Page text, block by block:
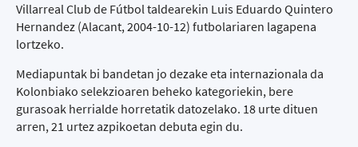
Villarreal Club de Fútbol taldearekin Luis Eduardo Quintero
Hernandez (Alacant, 2004-10-12) futbolariaren lagapena
lortzeko.
Mediapuntak bi bandetan jo dezake eta internazionala da
Kolonbiako selekzioaren beheko kategoriekin, bere
gurasoak herrialde horretatik datozelako. 18 urte dituen
arren, 21 urtez azpikoetan debuta egin du.